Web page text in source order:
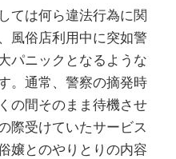
ては何ら違法行為に関
風俗店利用中に突如警
パニックとなるような
。通常、警察の摘発時
の間そのまま待機させ
際受けていたサービス
嬢とのやりとりの内容